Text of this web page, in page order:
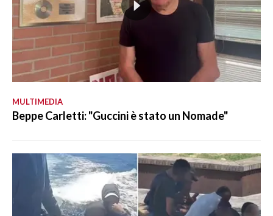
MULTIMEDIA
Beppe Carletti: "Guccini è stato un Nomade"